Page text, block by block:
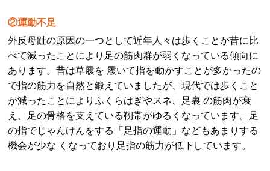
②運動不足
外反母趾の原因の一つとして近年人々は歩くことが昔に比
べて減ったことにより足の筋肉群が弱くなっている傾向に
あります。昔は草履を 履いて指を動かすことが多かったの
で指の筋力を自然と鍛えていましたが、現代では歩くこと
が減ったことによりふくらはぎやスネ、足裏 の筋肉が衰
え、足の骨格を支えている靭帯がゆるくなっています。足
の指でじゃんけんをする「足指の運動」などもあまりする
機会が少な くなっており足指の筋力が低下しています。